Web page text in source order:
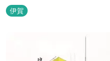
伊賀